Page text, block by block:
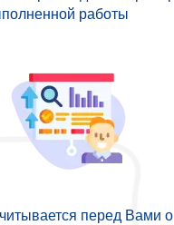
работы
перед Вами о